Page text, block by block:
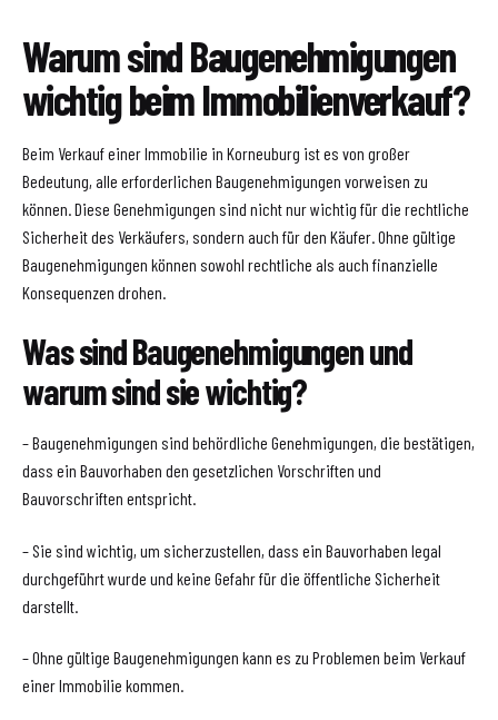
Warum sind Baugenehmigungen
wichtig beim Immobilienverkauf?
Beim Verkauf einer Immobilie in Korneuburg ist es von großer
Bedeutung, alle erforderlichen Baugenehmigungen vorweisen zu
können. Diese Genehmigungen sind nicht nur wichtig für die rechtliche
Sicherheit des Verkäufers, sondern auch für den Käufer. Ohne gültige
Baugenehmigungen können sowohl rechtliche als auch finanzielle
Konsequenzen drohen.
Was sind Baugenehmigungen und
warum sind sie wichtig?
– Baugenehmigungen sind behördliche Genehmigungen, die bestätigen,
dass ein Bauvorhaben den gesetzlichen Vorschriften und
Bauvorschriften entspricht.
– Sie sind wichtig, um sicherzustellen, dass ein Bauvorhaben legal
durchgeführt wurde und keine Gefahr für die öffentliche Sicherheit
darstellt.
– Ohne gültige Baugenehmigungen kann es zu Problemen beim Verkauf
einer Immobilie kommen.